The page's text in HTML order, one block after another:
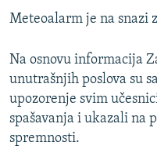
Meteoalarm je na snazi
Na osnovu informacija
unutrašnjih poslova su
upozorenje svim
spašavanja i ukazali na
spremnosti.